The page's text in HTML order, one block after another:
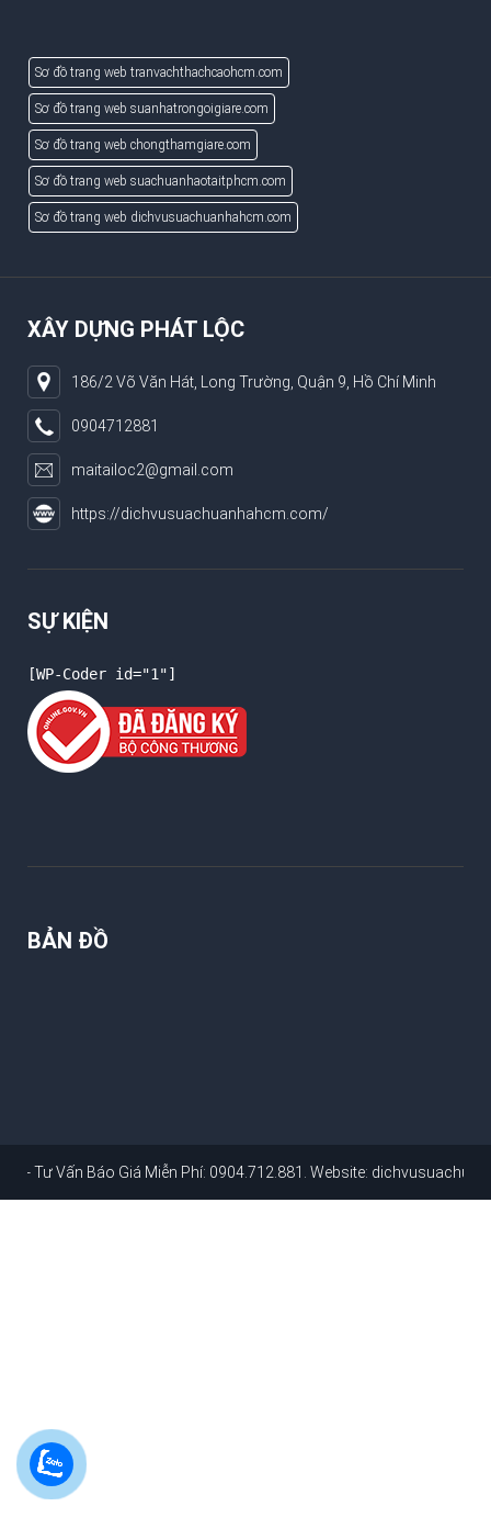
Sơ đồ trang web tranvachthachcaohcm.com
Sơ đồ trang web suanhatrongoigiare.com
Sơ đồ trang web chongthamgiare.com
Sơ đồ trang web suachuanhaotaitphcm.com
Sơ đồ trang web dichvusuachuanhahcm.com
XÂY DỰNG PHÁT LỘC
186/2 Võ Văn Hát, Long Trường, Quận 9, Hồ Chí Minh
0904712881
maitailoc2@gmail.com
https://dichvusuachuanhahcm.com/
SỰ KIỆN
[WP-Coder id="1"]
BẢN ĐỒ
Báo Giá Miễn Phí: 0904.712.881. Website: